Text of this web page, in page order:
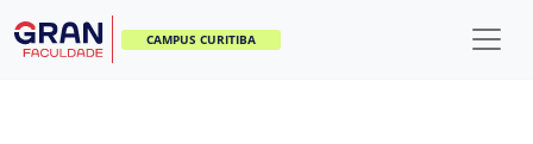
CAMPUS CURITIBA